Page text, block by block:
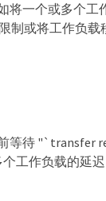
将一个或多个工
制或将工作负载
等待 "`transfer
工作负载的延迟